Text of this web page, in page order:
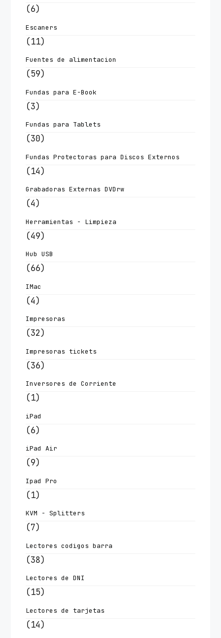
(6)
Escaners
(11)
Fuentes de alimentacion
(59)
Fundas para E-Book
(3)
Fundas para Tablets
(30)
Fundas Protectoras para Discos Externos
(14)
Grabadoras Externas DVDrw
(4)
Herramientas - Limpieza
(49)
Hub USB
(66)
IMac
(4)
Impresoras
(32)
Impresoras tickets
(36)
Inversores de Corriente
(1)
iPad
(6)
iPad Air
(9)
Ipad Pro
(1)
KVM - Splitters
(7)
Lectores codigos barra
(38)
Lectores de DNI
(15)
Lectores de tarjetas
(14)